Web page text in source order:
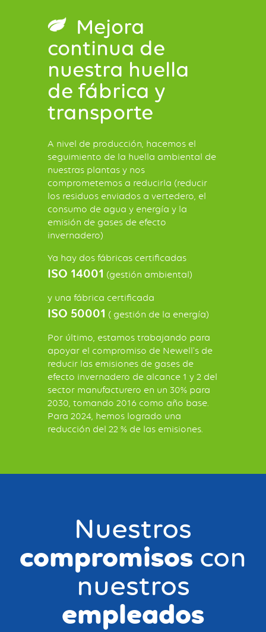
Mejora
continua de
nuestra huella
de fábrica y
transporte
A nivel de producción, hacemos el
seguimiento de la huella ambiental de
nuestras plantas y nos
comprometemos a reducirla (reducir
los residuos enviados a vertedero, el
consumo de agua y energía y la
emisión de gases de efecto
invernadero)
Ya hay dos fábricas certificadas
ISO 14001 (gestión ambiental)
y una fábrica certificada
ISO 50001 ( gestión de la energía)
Por último, estamos trabajando para
apoyar el compromiso de Newell's de
reducir las emisiones de gases de
efecto invernadero de alcance 1 y 2 del
sector manufacturero en un 30% para
2030, tomando 2016 como año base.
Para 2024, hemos logrado una
reducción del 22 % de las emisiones.
Nuestros
compromisos con
nuestros
empleados